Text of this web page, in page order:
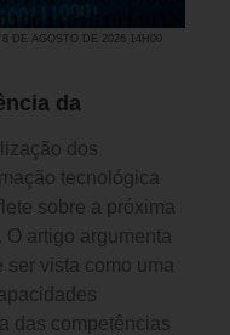
8 DE AGOSTO DE 2026 14H00
da
dos
tecnológica
sobre a próxima
artigo argumenta
vista como uma
das competências